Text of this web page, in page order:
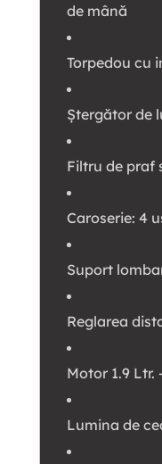
de mână
Torpedou cu
Ştergător de
Filtru de praf
Caroserie: 4
Suport
Reglarea
Motor 1.9 Ltr.
Lumina de